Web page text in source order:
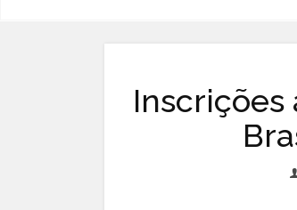
Inscrições